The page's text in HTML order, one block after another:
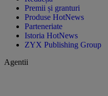
Premii și granturi
Produse HotNews
Parteneriate
Istoria HotNews
ZYX Publishing Group
Agentii